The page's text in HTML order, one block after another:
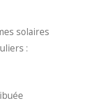
solaires
: